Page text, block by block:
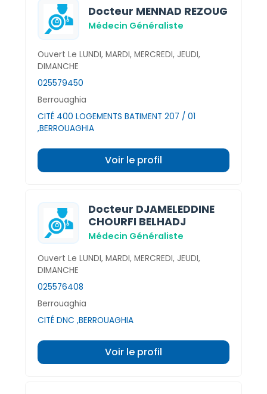
Docteur MENNAD REZOUG
Médecin Généraliste
Ouvert Le LUNDI, MARDI, MERCREDI, JEUDI,
DIMANCHE
025579450
Berrouaghia
CITÉ 400 LOGEMENTS BATIMENT 207 / 01
,BERROUAGHIA
Voir le profil
Docteur DJAMELEDDINE
CHOURFI BELHADJ
Médecin Généraliste
Ouvert Le LUNDI, MARDI, MERCREDI, JEUDI,
DIMANCHE
025576408
Berrouaghia
CITÉ DNC ,BERROUAGHIA
Voir le profil